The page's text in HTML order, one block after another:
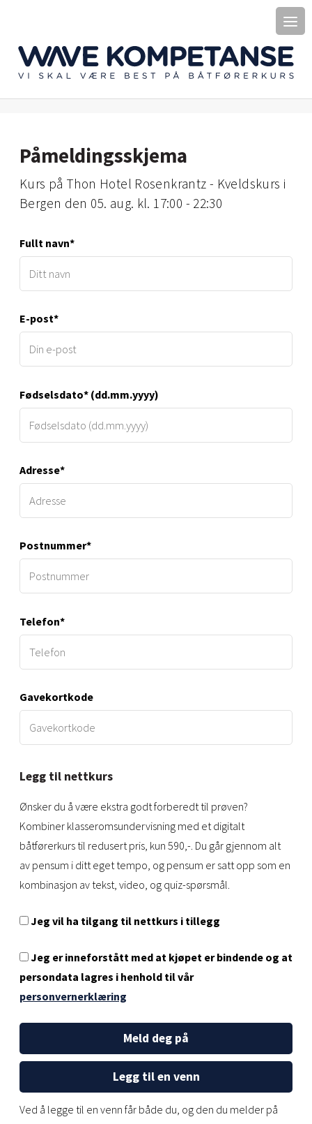
Påmeldingsskjema
kurs på Thon Hotel Rosenkrantz - Kveldskurs i
Bergen den 05. aug. kl. 17:00 - 22:30
Fullt navn*
E-post*
Fødselsdato* (dd.mm.yyyy)
Adresse*
Postnummer*
Telefon*
Gavekortkode
Legg til nettkurs
Ønsker du å være ekstra godt forberedt til prøven?
Kombiner klasseromsundervisning med et digitalt
båtførerkurs til redusert pris, kun 590,-. Du går gjennom alt
av pensum i ditt eget tempo, og pensum er satt opp som en
kombinasjon av tekst, video, og quiz-spørsmål.
Jeg vil ha tilgang til nettkurs i tillegg
Jeg er inneforstått med at kjøpet er bindende og at
persondata lagres i henhold til vår
personvernerklæring
Meld deg på
Legg til en venn
Ved å legge til en venn får både du, og den du melder på